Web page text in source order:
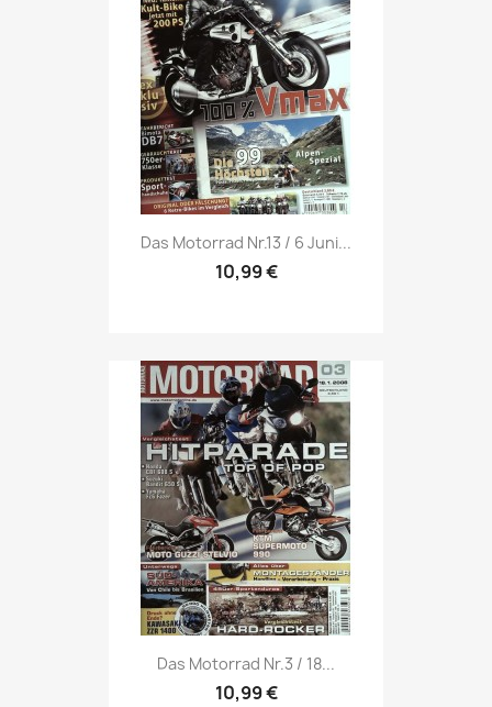
Vorschau
Das Motorrad Nr.13 / 6 Juni...
10,99 €
Vorschau
Das Motorrad Nr.3 / 18...
10,99 €